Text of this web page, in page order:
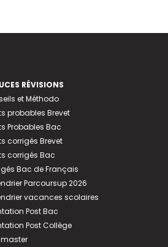
RÉVISIONS
et Méthodo
probables Brevet
Probables Bac
corrigés Brevet
corrigés Bac
Bac de Français
Parcoursup 2026
vacances scolaires
Post Bac
Post Collège